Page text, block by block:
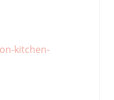
kitchen-